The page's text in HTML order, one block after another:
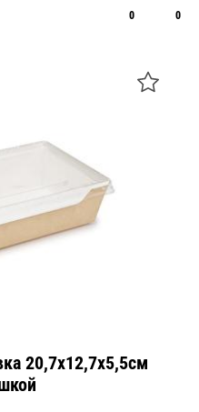
0 0
20,7х12,7х5,5см